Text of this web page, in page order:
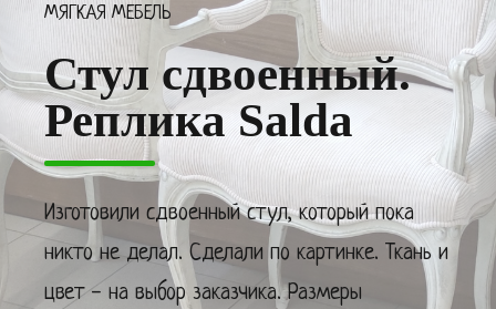
МЯГКАЯ МЕБЕЛЬ
Стул сдвоенный.
Реплика Salda
Изготовили сдвоенный стул, который пока
никто не делал. Сделали по картинке. Ткань и
цвет - на выбор заказчика. Размеры